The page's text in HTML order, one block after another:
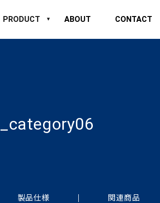
PRODUCT ABOUT CONTACT
製品仕様 関連商品